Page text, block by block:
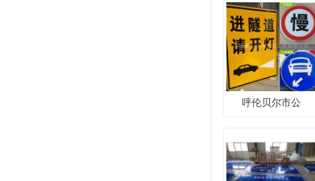
呼伦贝尔市公